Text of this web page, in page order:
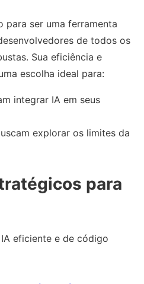
para ser uma ferramenta
de todos os
Sua eficiência e
escolha ideal para:
integrar IA em seus
explorar os limites da
para
eficiente e de código